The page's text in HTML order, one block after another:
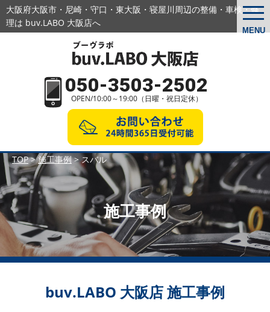
MENU
大阪府大阪市・尼崎・守口・東大阪・寝屋川周辺の整備・車検・修
理は buv.LABO 大阪店へ
050-3503-2502
OPEN/10:00～19:00（日曜・祝日定休）
TOP>施工事例>スバル
施工事例
buv.LABO 大阪店 施工事例